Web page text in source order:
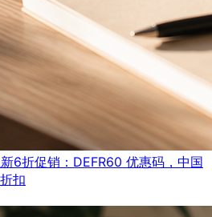
6折促销：DEFR60 优惠码，中国
扣